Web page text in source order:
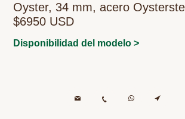
Oyster, 34 mm, acero
$6950 USD
Disponibilidad del modelo >